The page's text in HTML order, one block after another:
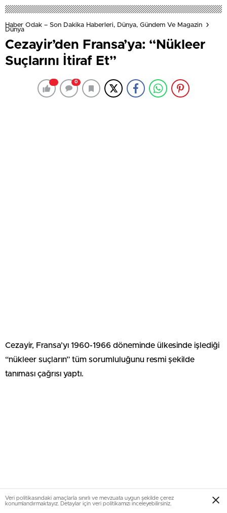
Haber Odak – Son Dakika Haberleri, Dünya, Gündem Ve Magazin
Dünya
Cezayir’den Fransa’ya: “Nükleer
Suçlarını İtiraf Et”
0
Cezayir, Fransa’yı 1960-1966 döneminde ülkesinde işlediği
“nükleer suçların” tüm sorumluluğunu resmi şekilde
tanıması çağrısı yaptı.
Veri politikasındaki amaçlarla sınırlı ve mevzuata uygun şekilde çerez
konumlandırmaktayız. Detaylar için veri politikamızı inceleyebilirsiniz.